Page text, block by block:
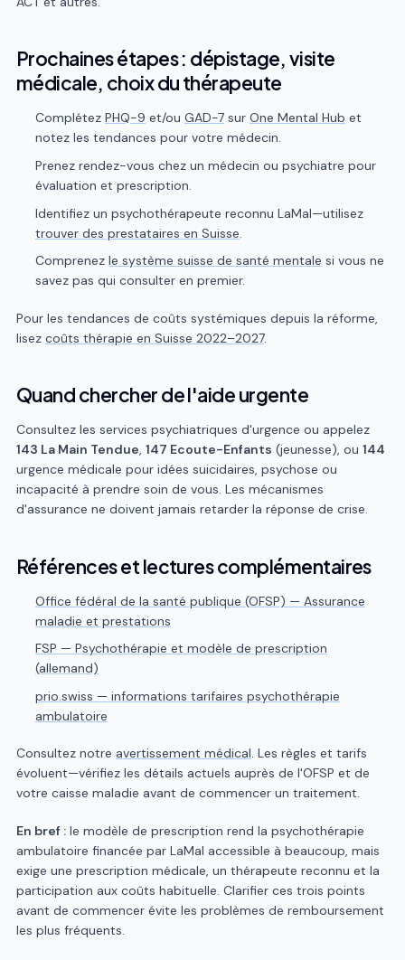
Prochaines étapes : dépistage, visite
médicale, choix du thérapeute
Complétez PHQ-9 et/ou GAD-7sur One Mental Hub et
notez les tendances pour votre médecin.
Prenez rendez-vous chez un médecin ou psychiatre pour
évaluation et prescription.
Identifiez un psychothérapeute reconnu LaMal—utilisez
trouver des prestataires en Suisse.
Comprenez le système suisse de santé mentale si vous ne
savez pas qui consulter en premier.
Pour les tendances de coûts systémiques depuis la réforme,
lisez coûts thérapie en Suisse 2022–2027.
Quand chercher de l'aide urgente
Consultez les services psychiatriques d'urgence ou appelez
143 La Main Tendue, 147 Ecoute-Enfants (jeunesse), ou 144
urgence médicale pour idées suicidaires, psychose ou
incapacité à prendre soin de vous. Les mécanismes
d'assurance ne doivent jamais retarder la réponse de crise.
Références et lectures complémentaires
Office fédéral de la santé publique (OFSP) — Assurance
maladie et prestations
FSP — Psychothérapie et modèle de prescription
(allemand)
prio.swiss — informations tarifaires psychothérapie
ambulatoire
Consultez notre avertissement médical. Les règles et tarifs
évoluent—vérifiez les détails actuels auprès de l'OFSP et de
votre caisse maladie avant de commencer un traitement.
En bref :le modèle de prescription rend la psychothérapie
ambulatoire financée par LaMal accessible à beaucoup, mais
exige une prescription médicale, un thérapeute reconnu et la
participation aux coûts habituelle. Clarifier ces trois points
avant de commencer évite les problèmes de remboursement
les plus fréquents.